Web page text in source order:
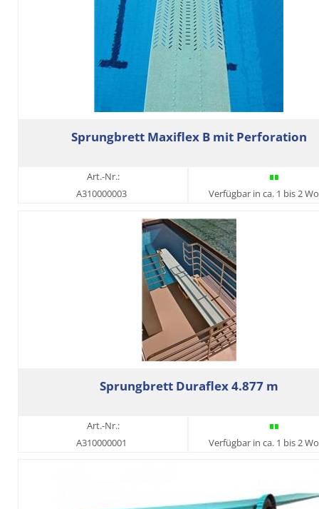
Sprungbrett Maxiflex B mit Perforation
Art.-Nr.:
A310000003
Verfügbar in ca. 1 bis 2
Sprungbrett Duraflex 4.877 m
Art.-Nr.:
A310000001
Verfügbar in ca. 1 bis 2